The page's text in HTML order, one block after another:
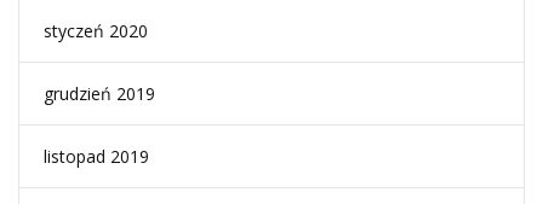
styczeń 2020
grudzień 2019
listopad 2019